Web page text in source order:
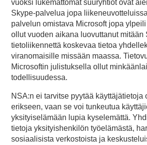
vuoksi lukemattomat suuryhtiöt ovat
Skype-palvelua jopa
palvelun omistava Microsoft jopa
ollut vuoden aikana luovuttanut mitään
tietoliikennettä koskevaa tietoa
viranomaisille missään maassa.
Microsoftin julistuksella ollut
todellisuudessa.
NSA:n ei tarvitse pyytää käyttäjätietoja
erikseen, vaan se voi tunkeutua
yksityiselämään lupia kyselemättä.
tietoja yksityishenkilön työelämästä,
sosiaalisista verkostoista ja